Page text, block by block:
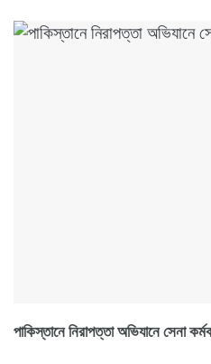
পাকিস্তানে নিরাপত্তা অভিযানে সেনা